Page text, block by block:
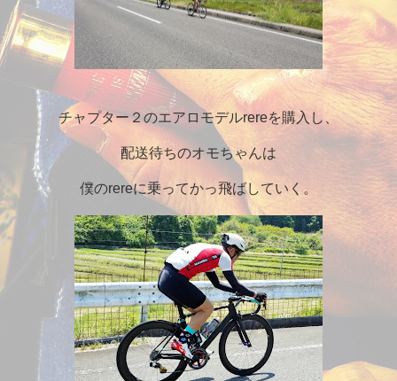
チャプター２のエアロモデルrereを購入し、
配送待ちのオモちゃんは
僕のrereに乗ってかっ飛ばしていく。